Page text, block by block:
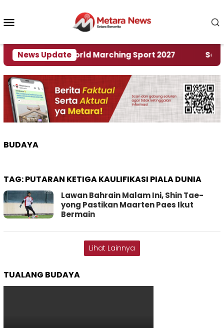
konten
News Update
Rumah World Marching Sport 2027 ‎Soal
BUDAYA
TAG:PUTARAN KETIGA KAULIFIKASI PIALA DUNIA
Lawan Bahrain Malam Ini, Shin Tae-
yong Pastikan Maarten Paes Ikut
Bermain
Lihat Lainnya
TUALANG BUDAYA